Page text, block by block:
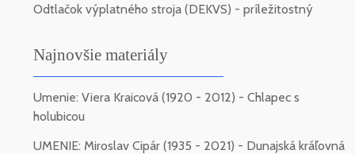
Odtlačok výplatného stroja (DEKVS) - príležitostný
Najnovšie materiály
Umenie: Viera Kraicová (1920 - 2012) - Chlapec s
holubicou
UMENIE: Miroslav Cipár (1935 - 2021) - Dunajská kráľovná